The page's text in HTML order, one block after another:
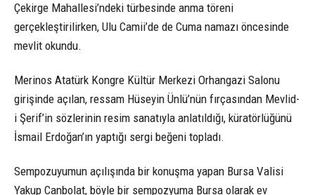
Çekirge Mahallesi’ndeki türbesinde anma töreni
gerçekleştirilirken, Ulu Camii’de de Cuma namazı öncesinde
mevlit okundu.
Merinos Atatürk Kongre Kültür Merkezi Orhangazi Salonu
girişinde açılan, ressam Hüseyin Ünlü’nün fırçasından Mevlid-
i Şerif’in sözlerinin resim sanatıyla anlatıldığı, küratörlüğünü
İsmail Erdoğan’ın yaptığı sergi beğeni topladı.
Sempozuyumun açılışında bir konuşma yapan Bursa Valisi
Yakup Canbolat, böyle bir sempozyuma Bursa olarak ev